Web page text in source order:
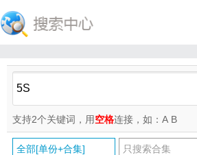
支持2个关键词，用空格连接，如：A B
全部[单份+合集] 只搜索合集